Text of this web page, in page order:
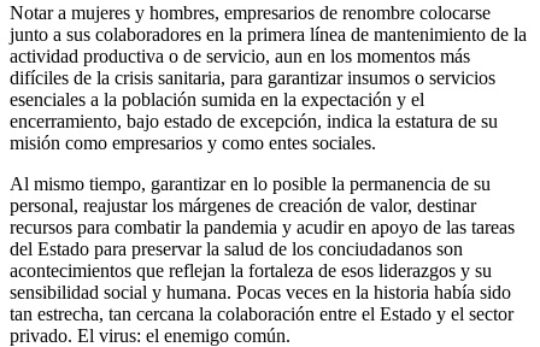
Notar a mujeres y hombres, empresarios de renombre colocarse
junto a sus colaboradores en la primera línea de mantenimiento de la
actividad productiva o de servicio, aun en los momentos más
difíciles de la crisis sanitaria, para garantizar insumos o servicios
esenciales a la población sumida en la expectación y el
encerramiento, bajo estado de excepción, indica la estatura de su
misión como empresarios y como entes sociales.
Al mismo tiempo, garantizar en lo posible la permanencia de su
personal, reajustar los márgenes de creación de valor, destinar
recursos para combatir la pandemia y acudir en apoyo de las tareas
del Estado para preservar la salud de los conciudadanos son
acontecimientos que reflejan la fortaleza de esos liderazgos y su
sensibilidad social y humana. Pocas veces en la historia había sido
tan estrecha, tan cercana la colaboración entre el Estado y el sector
privado. El virus: el enemigo común.